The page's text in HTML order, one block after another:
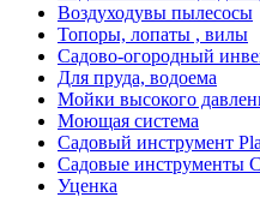
Воздуходувы пылесосы
Топоры, лопаты , вилы
Садово-огородный
Для пруда, водоема
Мойки высокого
Моющая система
Садовый инструмент
Садовые инструменты
Уценка